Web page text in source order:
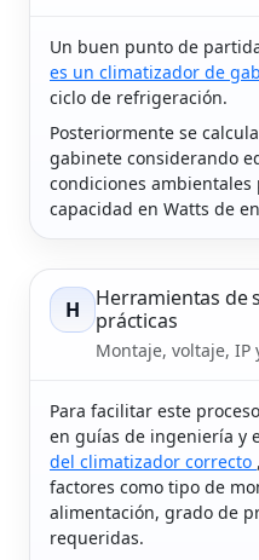
Un buen punto de
es un climatizador de
ciclo de refrigeración.
Posteriormente se
gabinete considerando
condiciones
capacidad en Watts de
H
Herramientas de
prácticas
Montaje, voltaje, IP
Para facilitar este
en guías de ingeniería y
del climatizador correcto
factores como tipo de
alimentación, grado de
requeridas.